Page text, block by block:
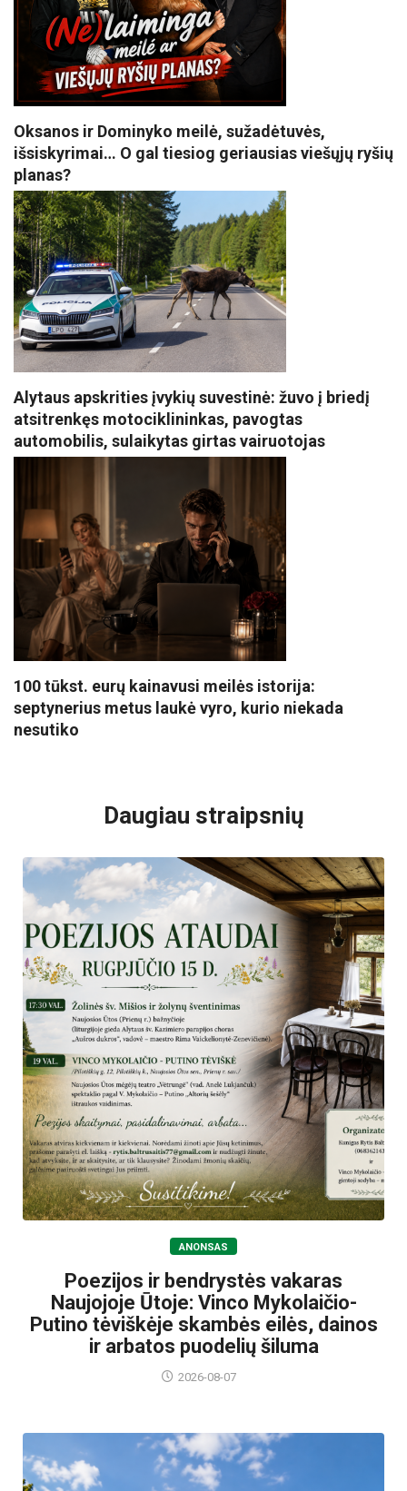
Oksanos ir Dominyko meilė, sužadėtuvės,
išsiskyrimai… O gal tiesiog geriausias viešųjų ryšių
planas?
Alytaus apskrities įvykių suvestinė: žuvo į briedį
atsitrenkęs motociklininkas, pavogtas
automobilis, sulaikytas girtas vairuotojas
100 tūkst. eurų kainavusi meilės istorija:
septynerius metus laukė vyro, kurio niekada
nesutiko
Daugiau straipsnių
ANONSAS
Poezijos ir bendrystės vakaras
Naujojoje Ūtoje: Vinco Mykolaičio-
Putino tėviškėje skambės eilės, dainos
ir arbatos puodelių šiluma
2026-08-07